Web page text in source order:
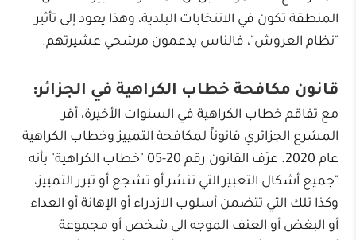
المنطقة تكون في الانتخابات البلدية، وهذا يعود إلى تأثير
"نظام العروش"، فالناس يدعمون مرشحي عشيرتهم.
قانون مكافحة خطاب الكراهية في الجزائر:
مع تفاقم خطاب الكراهية في السنوات الأخيرة، أقر
المشرع الجزائري قانوناً لمكافحة التمييز وخطاب الكراهية
عام 2020. عرّف القانون رقم 20-05 "خطاب الكراهية" بأنه
"جميع أشكال التعبير التي تنشر أو تشجع أو تبرر التمييز،
وكذا تلك التي تتضمن أسلوب الازدراء أو الإهانة أو العداء
أو البغض أو العنف الموجه الى شخص أو مجموعة